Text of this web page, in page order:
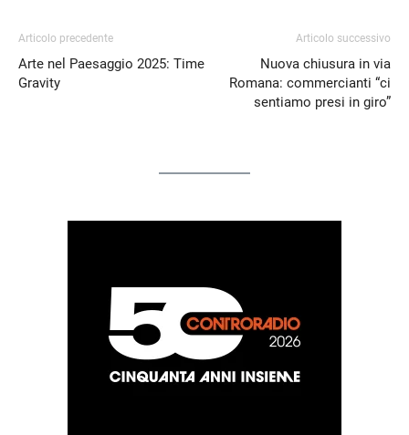
Articolo precedente
Arte nel Paesaggio 2025: Time
Gravity
Articolo successivo
Nuova chiusura in via
Romana: commercianti “ci
sentiamo presi in giro”